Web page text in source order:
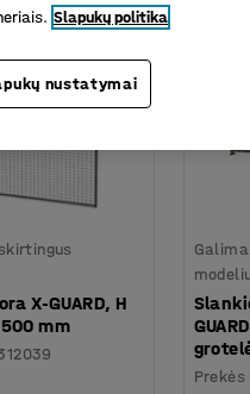
X-GUARD, H
mm
Prekės
Slapukų politika
nustatymai